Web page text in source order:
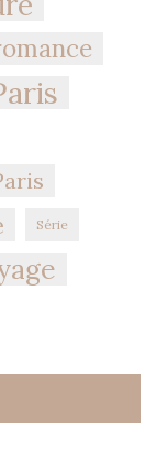
Série